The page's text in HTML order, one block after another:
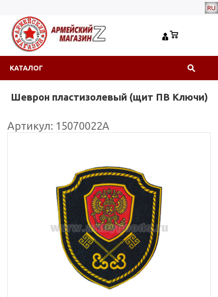
RU
КАТАЛОГ
Шеврон пластизолевый (щит ПВ Ключи)
Артикул: 15070022А